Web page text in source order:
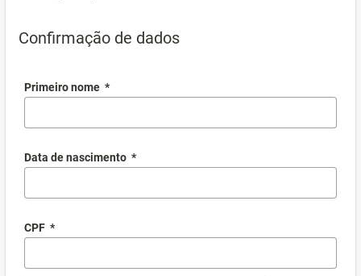
Confirmação de dados
Primeiro nome *
Data de nascimento *
CPF *